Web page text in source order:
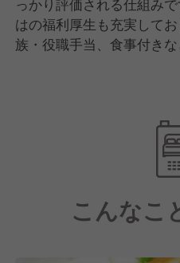
っかり評価される仕組み
はの福利厚生も充実して
族・役職手当、食事付き
など、ちょっと嬉しい特
【柔軟な勤務形態応相談
本ポジションは週休3日制
させていただく勤務形態
しつつ無理のない働き方
カンドキャリアとしても
こんなこ